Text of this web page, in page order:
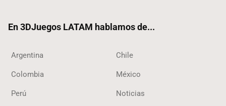
En 3DJuegos LATAM hablamos de...
Argentina Chile
Colombia México
Perú Noticias